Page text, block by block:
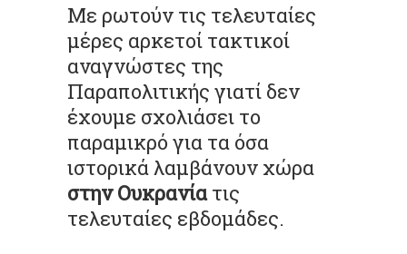
Με ρωτούν τις τελευταίες
μέρες αρκετοί τακτικοί
αναγνώστες της
Παραπολιτικής γιατί δεν
έχουμε σχολιάσει το
παραμικρό για τα όσα
ιστορικά λαμβάνουν χώρα
στην Ουκρανίατις
τελευταίες εβδομάδες.